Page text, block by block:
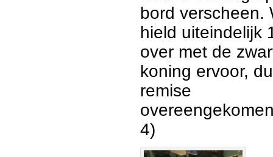
bord verscheen.
hield uiteindelijk
over met de
koning ervoor,
remise
4)